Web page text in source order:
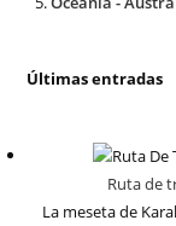
Últimas entradas
Ruta de
La meseta de